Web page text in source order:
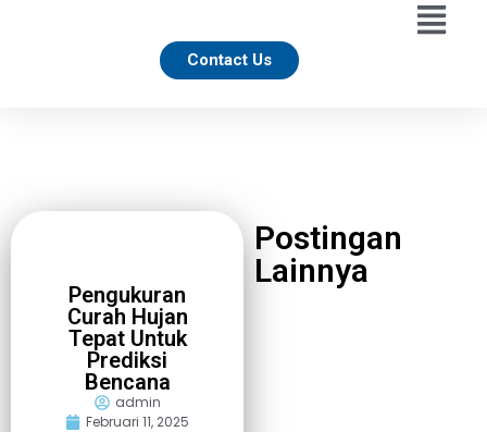
Contact Us
Pengukuran
Curah Hujan
Tepat Untuk
Prediksi
Bencana
admin
Februari 11, 2025
Postingan
Lainnya